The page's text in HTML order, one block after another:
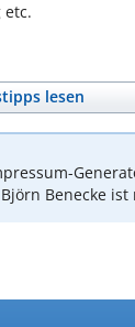
etc.
lesen
Björn Benecke